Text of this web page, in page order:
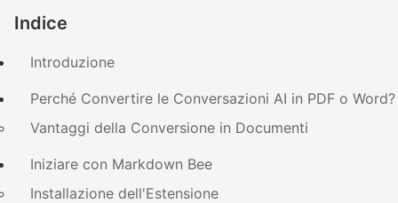
Indice
Introduzione
Perché Convertire le Conversazioni AI in PDF o Word?
Vantaggi della Conversione in Documenti
Iniziare con Markdown Bee
Installazione dell'Estensione